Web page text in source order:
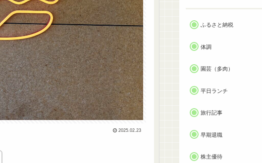
2025.02.23
ふるさと納税
体調
園芸（多肉）
平日ランチ
旅行記事
早期退職
株主優待